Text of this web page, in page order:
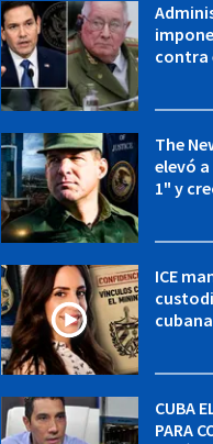
contra
The
elevó
1" y creó una fuerza
ICE
CUBA
PARA